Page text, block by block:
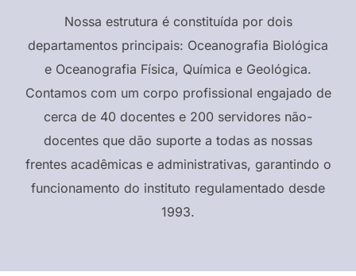
Nossa estrutura é constituída por dois
departamentos principais: Oceanografia Biológica
e Oceanografia Física, Química e Geológica.
Contamos com um corpo profissional engajado de
cerca de 40 docentes e 200 servidores não-
docentes que dão suporte a todas as nossas
frentes acadêmicas e administrativas, garantindo o
funcionamento do instituto regulamentado desde
1993.